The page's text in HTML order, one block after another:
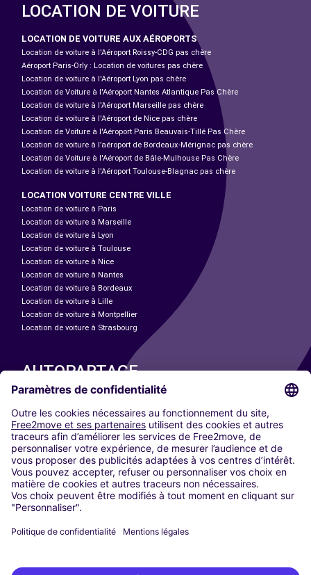
LOCATION DE VOITURE
LOCATION DE VOITURE AUX AÉROPORTS
Location de voiture à l'Aéroport Roissy-CDG pas chère
Aéroport Paris-Orly : Location de voitures pas chère
Location de voiture à l'Aéroport Lyon pas chère
Location de Voiture à l'Aéroport Nantes Atlantique Pas Chère
Location de voiture à l'Aéroport Marseille pas chère
Location de voiture à l'Aéroport de Nice pas chère
Location de Voiture à l'Aéroport Paris Beauvais-Tillé Pas Chère
Location de voiture à l’aéroport de Bordeaux-Mérignac pas chère
Location de Voiture à l'Aéroport de Bâle-Mulhouse Pas Chère
Location de voiture à l'Aéroport Toulouse-Blagnac pas chère
LOCATION VOITURE CENTRE VILLE
Location de voiture à Paris
Location de voiture à Marseille
Location de voiture à Lyon
Location de voiture à Toulouse
Location de voiture à Nice
Location de voiture à Nantes
Location de voiture à Bordeaux
Location de voiture à Lille
Location de voiture à Montpellier
Location de voiture à Strasbourg
AUTOPARTAGE
Paris
Madrid
Washington DC
Milan
Rome
Turin
Vienne
Berlin
Düsseldorf